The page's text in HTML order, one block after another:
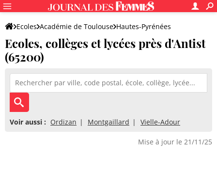
Ecoles Académie de Toulouse Hautes-Pyrénées
Ecoles, collèges et lycées près d'Antist
(65200)
Voir aussi : Ordizan Montgaillard Vielle-Adour
Mise à jour le 21/11/25